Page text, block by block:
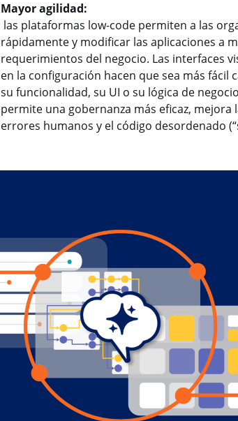
Mayor agilidad:
las plataformas low-code permiten a las
rápidamente y modificar las aplicaciones a
requerimientos del negocio. Las interfaces
en la configuración hacen que sea más fácil
su funcionalidad, su UI o su lógica de
permite una gobernanza más eficaz, mejora
errores humanos y el código desordenado